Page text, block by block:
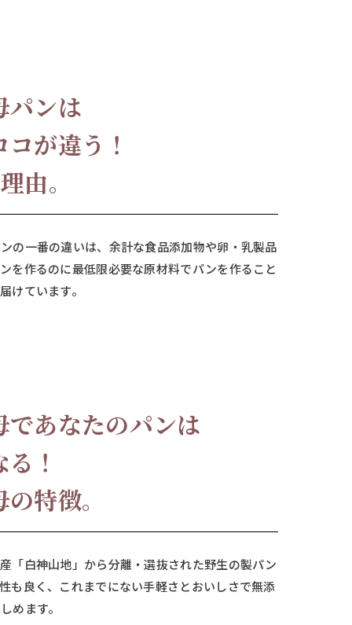
パンは
が違う！
由。
の一番の違いは、余計な食品添加物や卵・乳製品
を作るのに最低限必要な原材料でパンを作ること
けています。
であなたのパンは
！
特徴。
「白神山地」から分離・選抜された野生の製パン
も良く、これまでにない手軽さとおいしさで無添
めます。